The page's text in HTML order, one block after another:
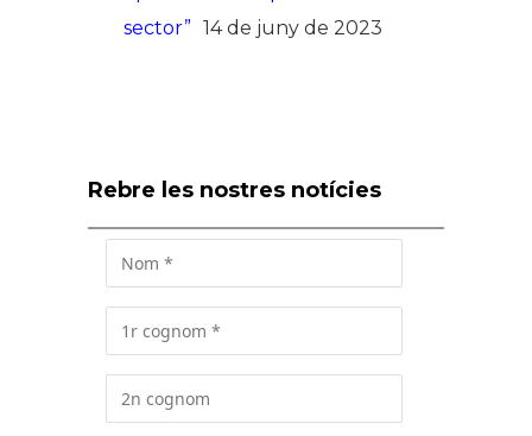
sector” 14 de juny de 2023
Rebre les nostres notícies